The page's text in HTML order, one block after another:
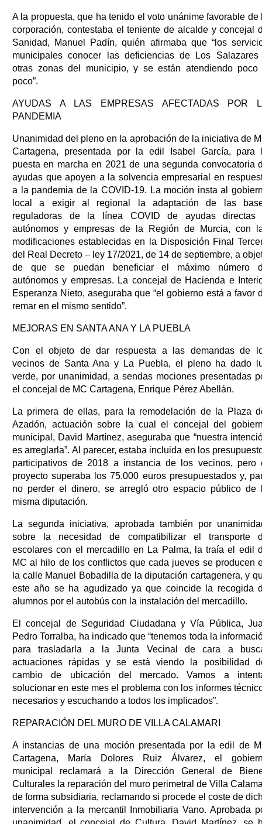
A la propuesta, que ha tenido el voto unánime favorable de
corporación, contestaba el teniente de alcalde y concejal
Sanidad, Manuel Padín, quién afirmaba que “los
municipales conocer las deficiencias de Los
otras zonas del municipio, y se están atendiendo poco
poco”.
AYUDAS A LAS EMPRESAS AFECTADAS POR
PANDEMIA
Unanimidad del pleno en la aprobación de la iniciativa de
Cartagena, presentada por la edil Isabel García, para
puesta en marcha en 2021 de una segunda convocatoria
ayudas que apoyen a la solvencia empresarial en
a la pandemia de la COVID-19. La moción insta al
local a exigir al regional la adaptación de las
reguladoras de la línea COVID de ayudas directas
autónomos y empresas de la Región de Murcia, con
modificaciones establecidas en la Disposición Final
del Real Decreto – ley 17/2021, de 14 de septiembre, a
de que se puedan beneficiar el máximo número
autónomos y empresas. La concejal de Hacienda e
Esperanza Nieto, aseguraba que “el gobierno está a favor
remar en el mismo sentido”.
MEJORAS EN SANTA ANA Y LA PUEBLA
Con el objeto de dar respuesta a las demandas de
vecinos de Santa Ana y La Puebla, el pleno ha dado
verde, por unanimidad, a sendas mociones presentadas
el concejal de MC Cartagena, Enrique Pérez Abellán.
La primera de ellas, para la remodelación de la Plaza
Azadón, actuación sobre la cual el concejal del
municipal, David Martínez, aseguraba que “nuestra
es arreglarla”. Al parecer, estaba incluida en los
participativos de 2018 a instancia de los vecinos, pero
proyecto superaba los 75.000 euros presupuestados y,
no perder el dinero, se arregló otro espacio público de
misma diputación.
La segunda iniciativa, aprobada también por
sobre la necesidad de compatibilizar el transporte
escolares con el mercadillo en La Palma, la traía el edil
MC al hilo de los conflictos que cada jueves se producen
la calle Manuel Bobadilla de la diputación cartagenera, y
este año se ha agudizado ya que coincide la recogida
alumnos por el autobús con la instalación del mercadillo.
El concejal de Seguridad Ciudadana y Vía Pública,
Pedro Torralba, ha indicado que “tenemos toda la
para trasladarla a la Junta Vecinal de cara a
actuaciones rápidas y se está viendo la posibilidad
cambio de ubicación del mercado. Vamos a
solucionar en este mes el problema con los informes
necesarios y escuchando a todos los implicados”.
REPARACIÓN DEL MURO DE VILLA CALAMARI
A instancias de una moción presentada por la edil de
Cartagena, María Dolores Ruiz Álvarez, el
municipal reclamará a la Dirección General de
Culturales la reparación del muro perimetral de Villa
de forma subsidiaria, reclamando si procede el coste de
intervención a la mercantil Inmobiliaria Vano. Aprobada